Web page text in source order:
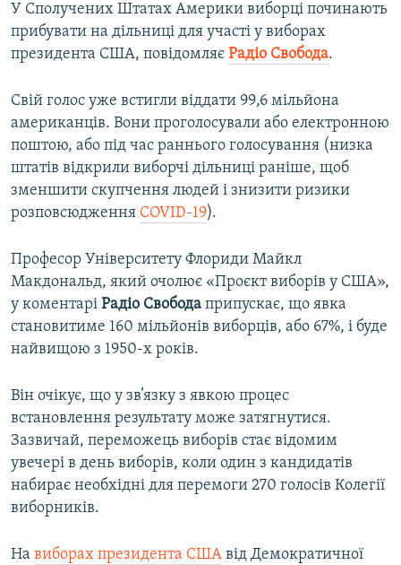
Усі сайти RFE/RL
У Сполучених Штатах Америки виборці починають
прибувати на дільниці для участі у виборах
президента США, повідомляє Радіо Свобода.
Свій голос уже встигли віддати 99,6 мільйона
американців. Вони проголосували або електронною
поштою, або під час раннього голосування (низка
штатів відкрили виборчі дільниці раніше, щоб
зменшити скупчення людей і знизити ризики
розповсюдження COVID-19).
Професор Університету Флориди Майкл
Макдональд, який очолює «Проєкт виборів у США»,
у коментарі Радіо Свобода припускає, що явка
становитиме 160 мільйонів виборців, або 67%, і буде
найвищою з 1950-х років.
Він очікує, що у зв’язку з явкою процес
встановлення результату може затягнутися.
Зазвичай, переможець виборів стає відомим
увечері в день виборів, коли один з кандидатів
набирає необхідні для перемоги 270 голосів Колегії
виборників.
На виборах президента США від Демократичної